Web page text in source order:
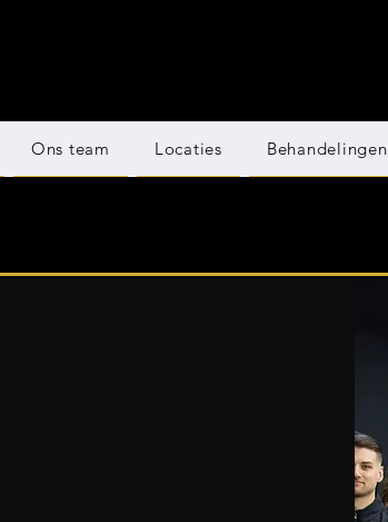
Ons team Locaties Behandelingen